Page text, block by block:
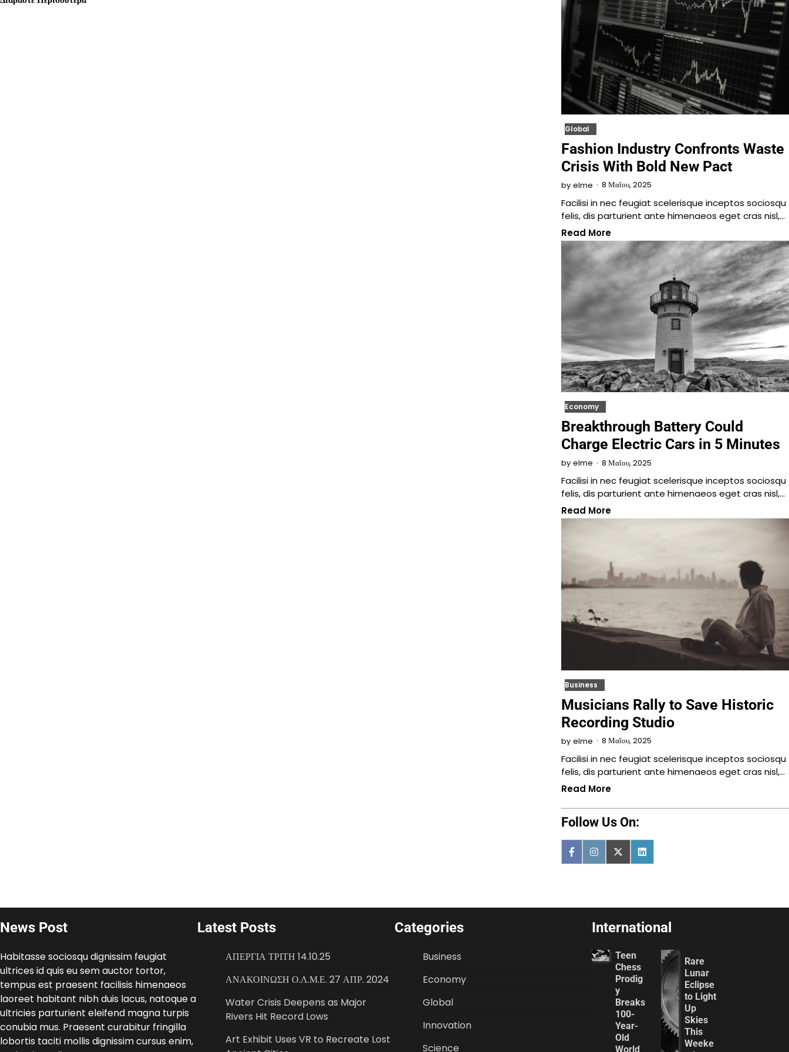
Global
Fashion Industry Confronts Waste
Crisis With Bold New Pact
by elme 8 Μαΐου, 2025
Facilisi in nec feugiat scelerisque inceptos sociosqu
felis, dis parturient ante himenaeos eget cras nisl,…
Read More
Economy
Breakthrough Battery Could
Charge Electric Cars in 5 Minutes
by elme 8 Μαΐου, 2025
Facilisi in nec feugiat scelerisque inceptos sociosqu
felis, dis parturient ante himenaeos eget cras nisl,…
Read More
Business
Musicians Rally to Save Historic
Recording Studio
by elme 8 Μαΐου, 2025
Facilisi in nec feugiat scelerisque inceptos sociosqu
felis, dis parturient ante himenaeos eget cras nisl,…
Read More
Follow Us On:
News Post
Habitasse sociosqu dignissim feugiat
ultrices id quis eu sem auctor tortor,
tempus est praesent facilisis himenaeos
laoreet habitant nibh duis lacus, natoque a
ultricies parturient eleifend magna turpis
conubia mus. Praesent curabitur fringilla
lobortis taciti mollis dignissim cursus enim,
Latest Posts
ΑΠΕΡΓΙΑ ΤΡΙΤΗ 14.10.25
ΑΝΑΚΟΙΝΩΣΗ Ο.Λ.Μ.Ε. 27 ΑΠΡ. 2024
Water Crisis Deepens as Major
Rivers Hit Record Lows
Art Exhibit Uses VR to Recreate Lost
Categories
Business
Economy
Global
Innovation
Science
International
Teen
Chess
Prodig
y
Breaks
100-
Year-
Old
World
Rare
Lunar
Eclipse
to Light
Up
Skies
This
Weeke